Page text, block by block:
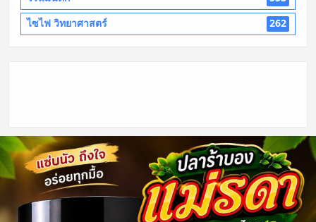
ไซไฟ วิทยาศาสตร์
262